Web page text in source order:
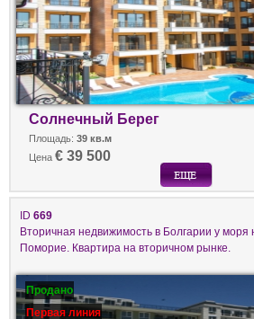
Солнечный Берег
Площадь: 39 кв.м
Цена € 39 500
ID 669
Вторичная недвижимость в Болгарии у моря
Поморие. Квартира на вторичном рынке.
Продано
Первая линия